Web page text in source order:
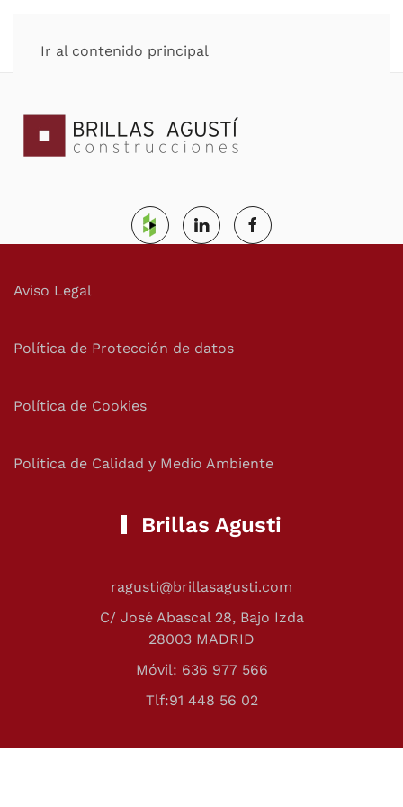
Ir al contenido principal
Aviso Legal
Política de Protección de datos
Política de Cookies
Política de Calidad y Medio Ambiente
Brillas Agusti
ragusti@brillasagusti.com
C/ José Abascal 28, Bajo Izda
28003 MADRID
Móvil: 636 977 566
Tlf:91 448 56 02